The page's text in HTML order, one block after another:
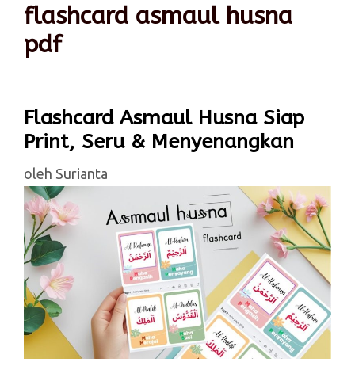
flashcard asmaul husna
pdf
Flashcard Asmaul Husna Siap
Print, Seru & Menyenangkan
oleh Surianta